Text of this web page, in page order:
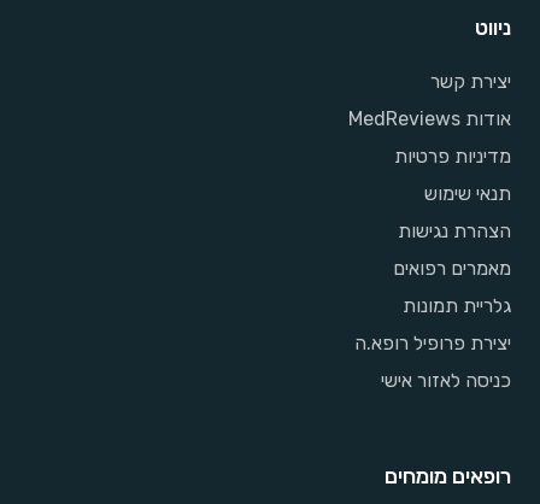
ניווט
יצירת קשר
אודות MedReviews
מדיניות פרטיות
תנאי שימוש
הצהרת נגישות
מאמרים רפואים
גלריית תמונות
יצירת פרופיל רופא.ה
כניסה לאזור אישי
רופאים מומחים